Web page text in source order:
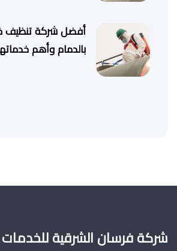
أفضل شركة تنظيف
بالدمام وأهم
شركة فرسان الشرقية للخدمات